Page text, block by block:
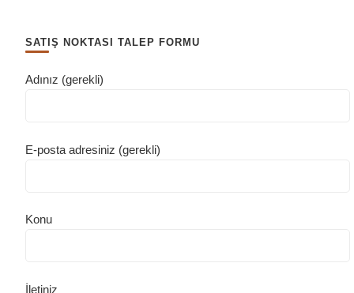
SATIŞ NOKTASI TALEP FORMU
Adınız (gerekli)
E-posta adresiniz (gerekli)
Konu
İletiniz